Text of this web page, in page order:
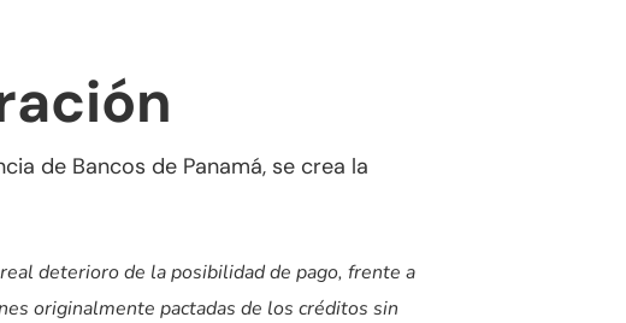
de Bancos de Panamá, se crea la
deterioro de la posibilidad de pago, frente a
originalmente pactadas de los créditos sin